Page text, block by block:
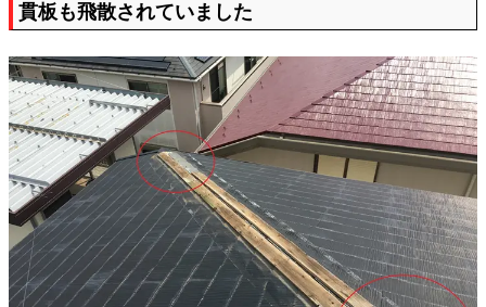
貫板も飛散されていました